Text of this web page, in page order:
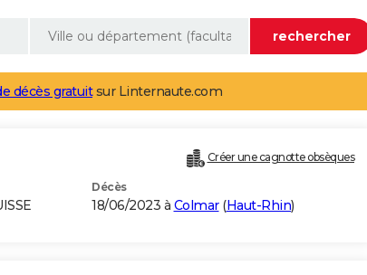
décès gratuitsur Linternaute.com
Créer une cagnotte obsèques
Décès
18/06/2023 à Colmar(Haut-Rhin)